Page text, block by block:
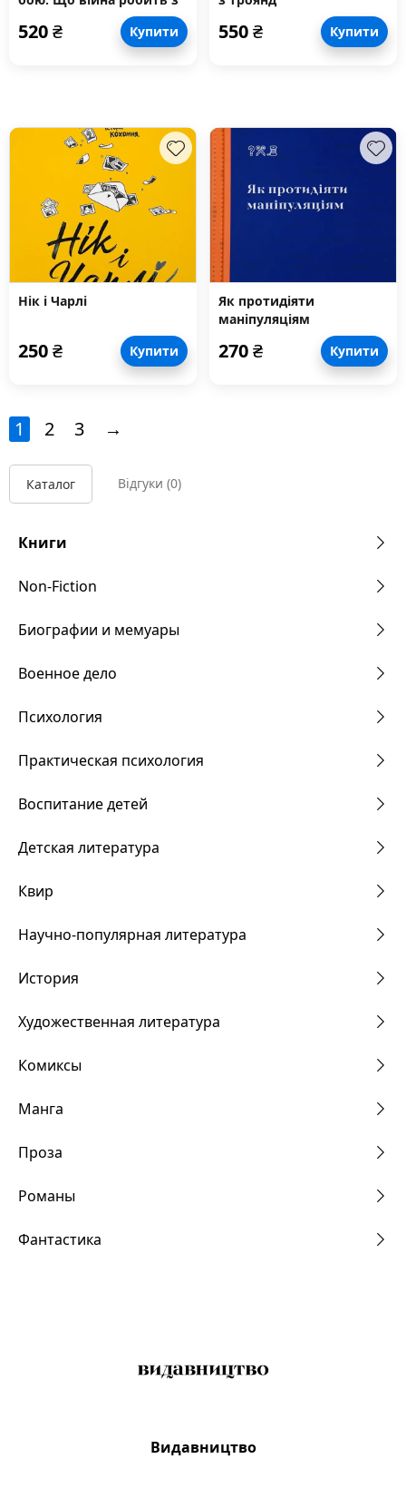
520₴ Купити 550₴ Купити
Нік і Чарлі
250₴ Купити
Як протидіяти
маніпуляціям
270₴ Купити
1 2 3 →
Каталог Відгуки (0)
Книги
Non-Fiction
Биографии и мемуары
Военное дело
Психология
Практическая психология
Воспитание детей
Детская литература
Квир
Научно-популярная литература
История
Художественная литература
Комиксы
Манга
Проза
Романы
Фантастика
Видавництво